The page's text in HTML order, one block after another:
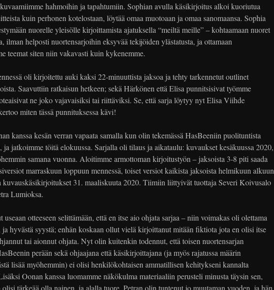
hahmoihin ja tapahtumiin. Sophian avulla käsikirjoitus alkoi kuoriutua
kuin perhonen kotelostaan, löytää omaa muotoaan ja omaa sanomaansa. Sophia
nuorelle yleisölle kirjoittamista ajatuksella “meiltä meille” – kohtaamaan nuoret
ilman helposti nuortensarjoihin eksyvää tekijöiden ylästatusta, ja ottamaan
teemat siten niin vakavasti kuin kykenemme.
oli kirjoitettu auki kaksi 22-minuuttista jaksoa ja tehty tarkennetut outlinet
Saavuttiin ratkaisun hetkeen; sekä Härkönen että Elisa punnitsisivat työmme
ne joko vajavaisiksi tai riittäviksi. Se, että sarja löytyy nyt Elisa Viihde
miten tässä punnituksessa kävi!
kanssa kesän verran vapaata samalla kun olin tekemässä HasBeeniin puolituntista
ja jatkoimme töitä elokuussa. Sarjalla oli tilaus ja aikataulu: kuvaukset kesäkuussa 2020,
samana vuonna. Aloitimme armottoman kirjoitustyön – jaksoista 3-8 piti saada
marraskuun loppuun mennessä, toiset versiot kaikista jaksoista helmikuun alkuun
kuvauskäsikirjoitukset 31. maaliskuuta 2020. Tiimiin liittyivät tuottaja Severi Koivusalo
Lumioksa.
otteeseen selittämään, että en itse aio ohjata sarjaa – niin voimakas oli olettama
ja hyvästä syystä; enhän koskaan ollut vielä kirjoittanut mitään fiktiota jota en olisi itse
tai aionnut ohjata. Nyt olin kuitenkin todennut, että toisen nuortensarjan
perään sekä ohjaajana että käsikirjoittajana (ja myös rajatussa määrin
lisää myöhemmin) ei olisi henkilökohtaisen ammatillisen kehitykseni kannalta
Oonan kanssa luomamme näkökulma materiaaliin perusteli minusta täysin sen,
olisi tärkeää olla nainen, ja alalla tuore. Petran olin tuntenut jo muutaman vuoden, ja hän